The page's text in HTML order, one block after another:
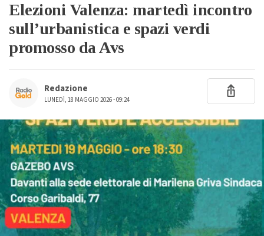
Elezioni Valenza: martedì incontro
sull’urbanistica e spazi verdi
promosso da Avs
Redazione
LUNEDÌ, 18 MAGGIO 2026 - 09:24